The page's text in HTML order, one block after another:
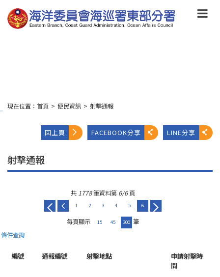
到
主
要
:::
現在位置： 首頁 > 便民資訊 > 射擊通報
回上頁 FACEBOOK分享 LINE分享
射擊通報
共 1778筆資料第 6/6頁
1 2 3 4 5 6
每頁顯示 15 45 300 筆
條件查詢
編號 通報編號 射擊地點
申請射擊時
間